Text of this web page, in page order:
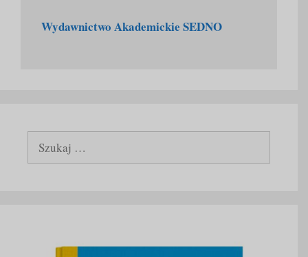
Wydawnictwo Akademickie SEDNO